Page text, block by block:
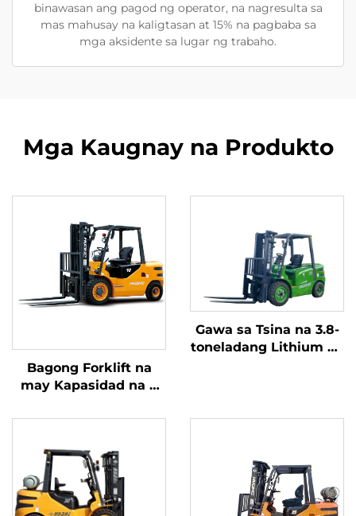
binawasan ang pagod ng operator, na nagresulta sa
mas mahusay na kaligtasan at 15% na pagbaba sa
mga aksidente sa lugar ng trabaho.
Mga Kaugnay na Produkto
Bagong Forklift na
may Kapasidad na 4
kumukuha ng
diesel, na may mataas
na kalidad na Hapones
na motor ng ISUZU
Gawa sa Tsina na 3.8-
toneladang Lithium na